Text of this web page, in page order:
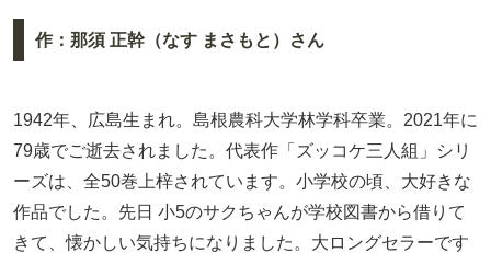
作：那須 正幹（なす まさもと）さん
1942年、広島生まれ。島根農科大学林学科卒業。2021年に
79歳でご逝去されました。代表作「ズッコケ三人組」シリ
ーズは、全50巻上梓されています。小学校の頃、大好きな
作品でした。先日 小5のサクちゃんが学校図書から借りて
きて、懐かしい気持ちになりました。大ロングセラーです